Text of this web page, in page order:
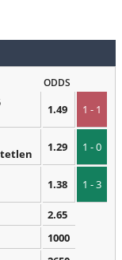
ODDS
1.49 1 - 1
1.29 1 - 0
1.38 1 - 3
2.65
1000